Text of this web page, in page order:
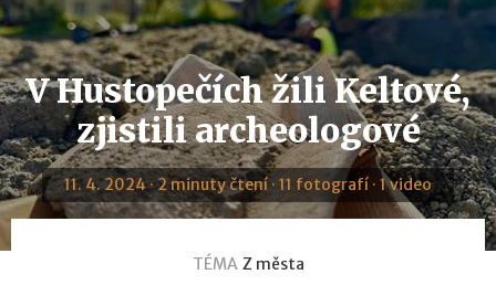
V Hustopečích žili Keltové,
zjistili archeologové
11. 4. 2024 · 2 minuty čtení · 11 fotografí · 1 video
TÉMA Z města